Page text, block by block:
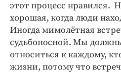
этот процесс нравился.
хорошая, когда люди
Иногда мимолётная
судьбоносной. Мы
относиться к каждому,
жизни, потому что